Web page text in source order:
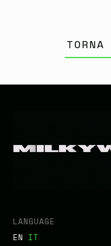
LANGUAGE
EN IT